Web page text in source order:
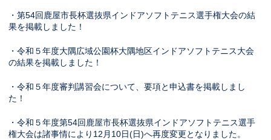
・第54回鹿屋市長杯選抜県インドアソフトテニス選手権大会の結
果を掲載しました！
・令和５年度大隅広域公園杯大隅地区インドアソフトテニス大会
の結果を掲載しました！
・令和５年度審判講習会について、要項と申込書を掲載しまし
た！
・令和５年度第54回鹿屋市長杯選抜県インドアソフトテニス選手
権大会は諸事情により12月10日(日)へ再度変更となりました。